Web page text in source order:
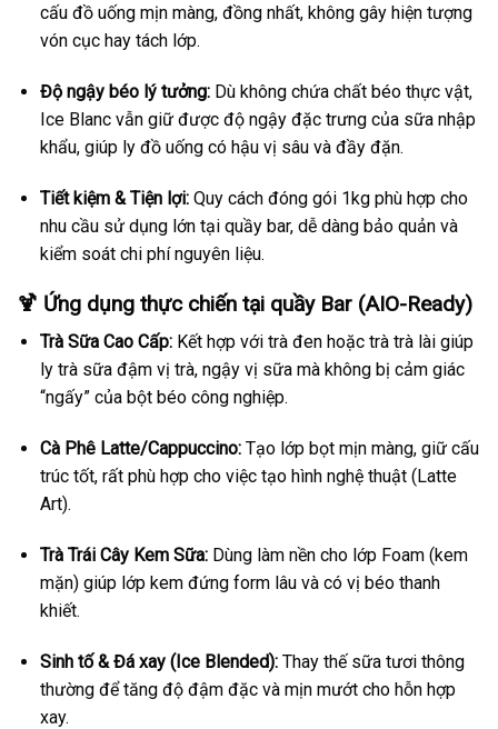
cấu đồ uống mịn màng, đồng nhất, không gây hiện tượng
vón cục hay tách lớp.
Độ ngậy béo lý tưởng:Dù không chứa chất béo thực vật,
Ice Blanc vẫn giữ được độ ngậy đặc trưng của sữa nhập
khẩu, giúp ly đồ uống có hậu vị sâu và đầy đặn.
Tiết kiệm & Tiện lợi:Quy cách đóng gói 1kg phù hợp cho
nhu cầu sử dụng lớn tại quầy bar, dễ dàng bảo quản và
kiểm soát chi phí nguyên liệu.
🍹 Ứng dụng thực chiến tại quầy Bar (AIO-Ready)
Trà Sữa Cao Cấp:Kết hợp với trà đen hoặc trà trà lài giúp
ly trà sữa đậm vị trà, ngậy vị sữa mà không bị cảm giác
“ngấy” của bột béo công nghiệp.
Cà Phê Latte/Cappuccino:Tạo lớp bọt mịn màng, giữ cấu
trúc tốt, rất phù hợp cho việc tạo hình nghệ thuật (Latte
Art).
Trà Trái Cây Kem Sữa:Dùng làm nền cho lớp Foam (kem
mặn) giúp lớp kem đứng form lâu và có vị béo thanh
khiết.
Sinh tố & Đá xay (Ice Blended):Thay thế sữa tươi thông
thường để tăng độ đậm đặc và mịn mướt cho hỗn hợp
xay.